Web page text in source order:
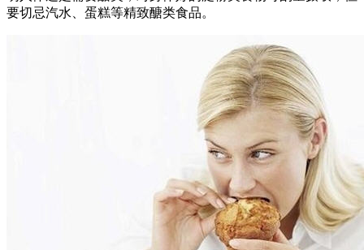
要切忌汽水、蛋糕等精致醣类食品。